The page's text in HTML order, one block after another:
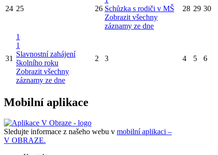
24 25 26 Schůzka s rodiči v MŠ
Zobrazit všechny
záznamy ze dne
28 29 30
31
1
1
Slavnostní zahájení
školního roku
Zobrazit všechny
záznamy ze dne
2 3 4 5 6
Mobilní aplikace
Sledujte informace z našeho webu v mobilní aplikaci –
V OBRAZE.